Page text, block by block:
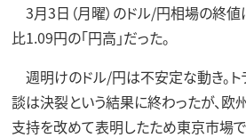
3月3日（月曜）のドル/円相場の終
比1.09円の「円高」だった。
週明けのドル/円は不安定な動き。ト
談は決裂という結果に終わったが、欧
支持を改めて表明したため東京市場